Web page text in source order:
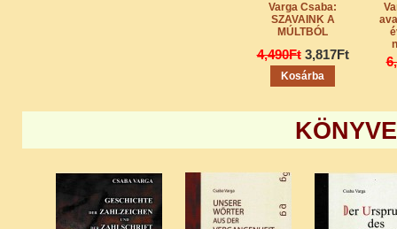
Varga Csaba:
SZAVAINK A
MÚLTBÓL
4,490Ft 3,817Ft
Kosárba